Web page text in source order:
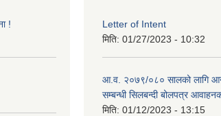
!
Letter of Intent
मिति: 01/27/2023 - 10:32
आ.व. २०७९/०८० सालको लागि
सम्बन्धी सिलबन्दी बोलपत्र
मिति: 01/12/2023 - 13:15